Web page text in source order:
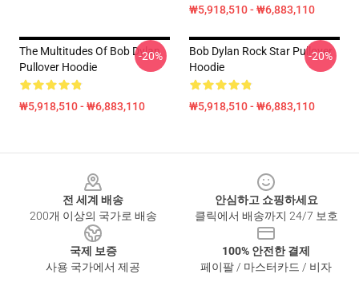
₩5,918,510 - ₩6,883,110
The Multitudes Of Bob Dylan
Pullover Hoodie
₩5,918,510 - ₩6,883,110
-20%
Bob Dylan Rock Star Pullover
Hoodie
₩5,918,510 - ₩6,883,110
-20%
전 세계 배송
200개 이상의 국가로 배송
안심하고 쇼핑하세요
클릭에서 배송까지 24/7 보호
국제 보증
사용 국가에서 제공
100% 안전한 결제
페이팔 / 마스터카드 / 비자